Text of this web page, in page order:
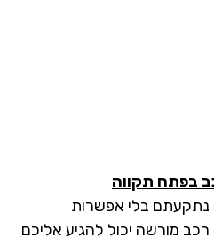
תקווה
בלי אפשרות
יכול להגיע אליכם